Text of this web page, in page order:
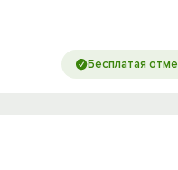
Бесплатая
на